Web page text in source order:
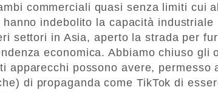
commerciali quasi senza limiti cui
indebolito la capacità industriale
settori in Asia, aperto la strada per
economica. Abbiamo chiuso gli
apparecchi possono avere, permesso
di propaganda come TikTok di